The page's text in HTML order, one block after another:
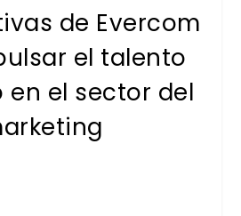
de Evercom
el talento
en el sector del